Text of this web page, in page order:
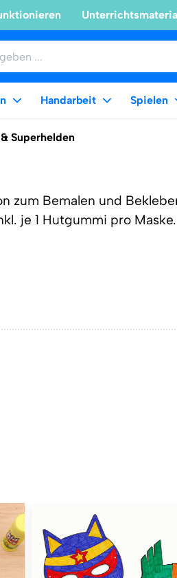
Handarbeit Spielen
Superhelden
zum Bemalen und
je 1 Hutgummi pro Maske.